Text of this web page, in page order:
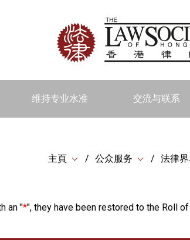
维持专业水准 交流与联系
主頁 公众服务 法律
an "*", they have been restored to the Roll